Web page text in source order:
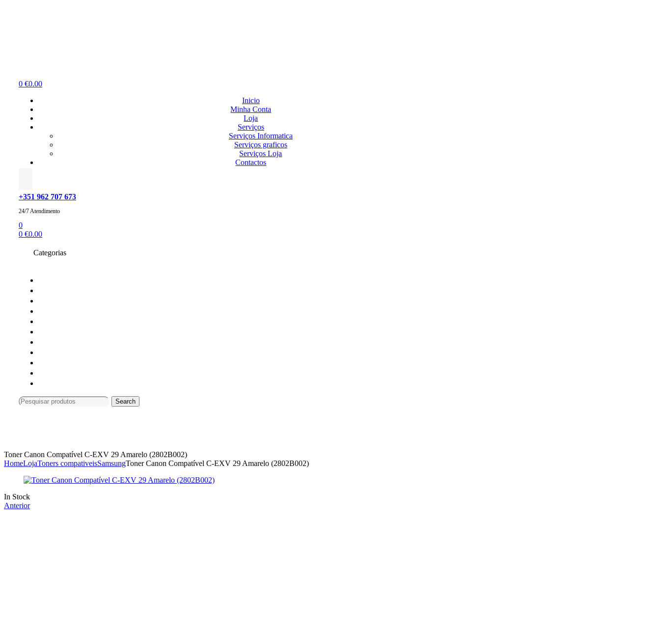
0 €0.00
Inicio
Minha Conta
Loja
Serviços
Serviços Informatica
Serviços graficos
Serviços Loja
Contactos
+351 962 707 673
24/7 Atendimento
0
0 €0.00
Categorias
Search
Search
Toner Canon Compatível C-EXV 29 Amarelo (2802B002)
HomeLojaToners compativeisSamsungToner Canon Compatível C-EXV 29 Amarelo (2802B002)
Availability:
In Stock
Anterior